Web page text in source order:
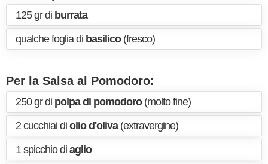
125 gr di burrata
qualche foglia di basilico(fresco)
Per la Salsa al Pomodoro:
250 gr di polpa di pomodoro(molto fine)
2 cucchiai di olio d'oliva(extravergine)
1 spicchio di aglio